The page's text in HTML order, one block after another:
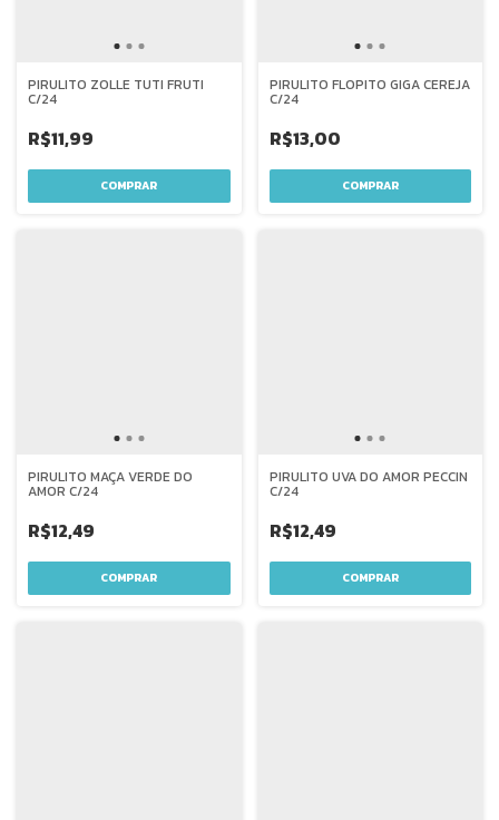
PIRULITO ZOLLE TUTI FRUTI
C/24
R$11,99
PIRULITO FLOPITO GIGA CEREJA
C/24
R$13,00
PIRULITO MAÇA VERDE DO
AMOR C/24
R$12,49
PIRULITO UVA DO AMOR PECCIN
C/24
R$12,49